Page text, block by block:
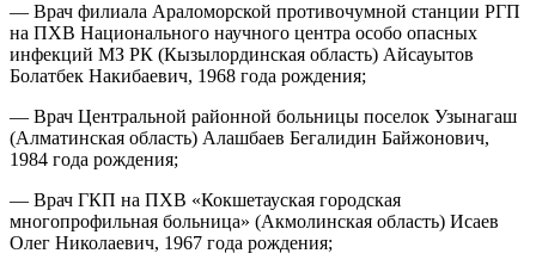
— Врач филиала Араломорской противочумной станции РГП
на ПХВ Национального научного центра особо опасных
инфекций МЗ РК (Кызылординская область) Айсауытов
Болатбек Накибаевич, 1968 года рождения;
— Врач Центральной районной больницы поселок Узынагаш
(Алматинская область) Алашбаев Бегалидин Байжонович,
1984 года рождения;
— Врач ГКП на ПХВ «Кокшетауская городская
многопрофильная больница» (Акмолинская область) Исаев
Олег Николаевич, 1967 года рождения;